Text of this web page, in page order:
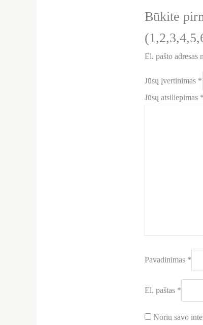
Būkite
El. pašto adresas
Jūsų įvertinimas *
Jūsų atsiliepimas *
Pavadinimas *
El. paštas *
Noriu savo